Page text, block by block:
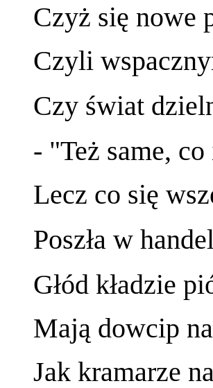
Czyż się nowe
Czyli
Czy świat
- "Też same,
Lecz co się
Poszła w
Głód kładzie
Mają dowcip
Jak kramarze